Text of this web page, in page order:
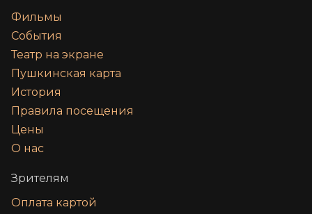
Фильмы
События
Театр на экране
Пушкинская карта
История
Правила посещения
Цены
О нас
Зрителям
Оплата картой